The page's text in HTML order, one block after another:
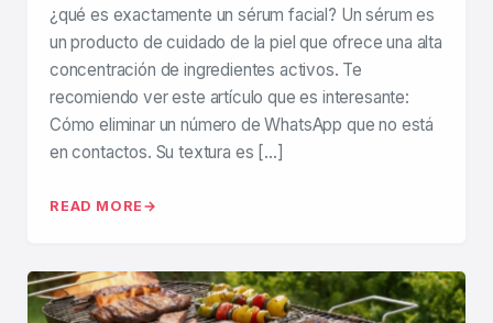
¿qué es exactamente un sérum facial? Un sérum es
un producto de cuidado de la piel que ofrece una alta
concentración de ingredientes activos. Te
recomiendo ver este artículo que es interesante:
Cómo eliminar un número de WhatsApp que no está
en contactos. Su textura es […]
READ MORE